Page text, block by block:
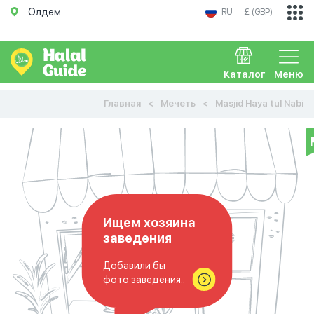
Олдем RU £ (GBP)
Меню
Каталог
Главная Мечеть Masjid Haya tul Nabi
Ищем хозяина
заведения
Добавили бы
фото заведения..